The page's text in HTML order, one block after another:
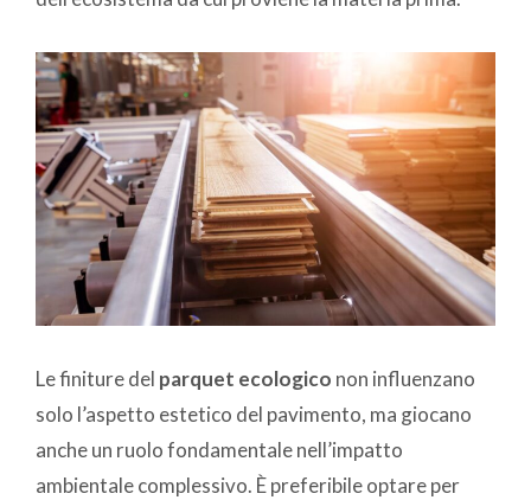
Le finiture del parquet ecologico non influenzano
solo l’aspetto estetico del pavimento, ma giocano
anche un ruolo fondamentale nell’impatto
ambientale complessivo. È preferibile optare per